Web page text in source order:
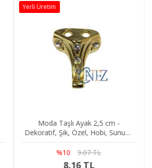
Moda Taşlı Ayak 2,5 cm -
Dekoratif, Şık, Özel, Hobi, Sunum,
%10
9.07 TL
8.16 TL
Yerli Üretim